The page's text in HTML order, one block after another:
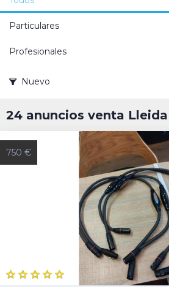
Particulares
Profesionales
Nuevo
24 anuncios venta Lleida
750 €